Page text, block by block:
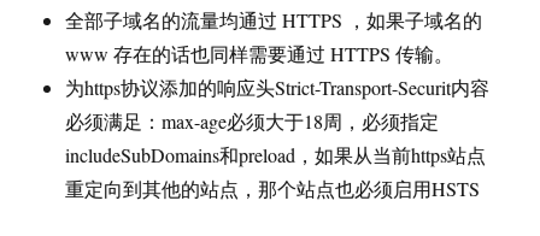
全部子域名的流量均通过 HTTPS ，如果子域名的
www 存在的话也同样需要通过 HTTPS 传输。
为https协议添加的响应头Strict-Transport-Securit内容
必须满足：max-age必须大于18周，必须指定
includeSubDomains和preload，如果从当前https站点
重定向到其他的站点，那个站点也必须启用HSTS